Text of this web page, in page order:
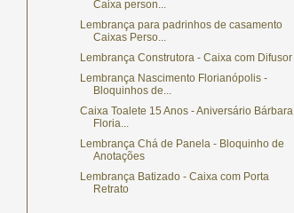
Caixa person...
Lembrança para padrinhos de casamento
Caixas Perso...
Lembrança Construtora - Caixa com Difusor
Lembrança Nascimento Florianópolis -
Bloquinhos de...
Caixa Toalete 15 Anos - Aniversário Bárbara
Floria...
Lembrança Chá de Panela - Bloquinho de
Anotações
Lembrança Batizado - Caixa com Porta
Retrato